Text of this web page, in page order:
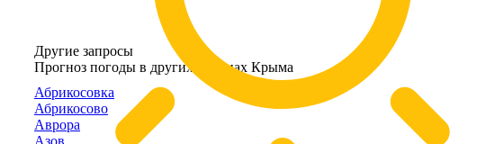
Другие запросы
Прогноз погоды в других районах Крыма
Абрикосовка
Абрикосово
Аврора
Азов